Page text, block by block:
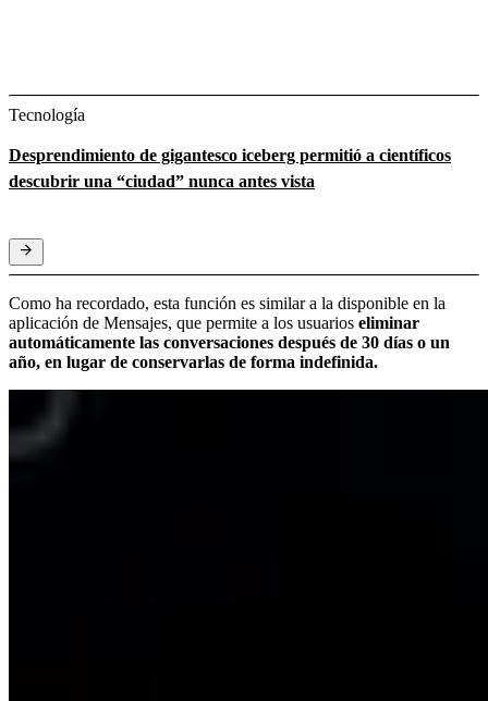
Tecnología
Desprendimiento de gigantesco iceberg permitió a científicos
descubrir una “ciudad” nunca antes vista
Como ha recordado, esta función es similar a la disponible en la
aplicación de Mensajes, que permite a los usuarios eliminar
automáticamente las conversaciones después de 30 días o un
año, en lugar de conservarlas de forma indefinida.